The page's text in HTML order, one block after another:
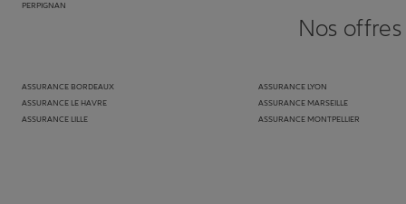
PERPIGNAN
Nos
ASSURANCE BORDEAUX
ASSURANCE LE HAVRE
ASSURANCE LILLE
ASSURANCE LYON
ASSURANCE MARSEILLE
ASSURANCE MONTPELLIER